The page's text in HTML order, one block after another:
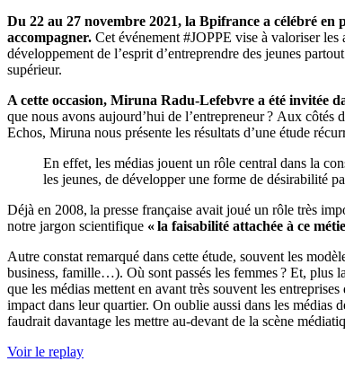
Du 22 au 27 novembre 2021, la Bpifrance a célébré en
accompagner. Cet événement #JOPPE vise à valoriser
développement de l’esprit d’entreprendre des jeunes
supérieur.
A cette occasion, Miruna Radu-Lefebvre a été invitée
que nous avons aujourd’hui de l’entrepreneur ? Aux
Echos, Miruna nous présente les résultats d’une étude
En effet, les médias jouent un rôle central dans la
les jeunes, de développer une forme de désirabilité
Déjà en 2008, la presse française avait joué un rôle très
notre jargon scientifique « la faisabilité attachée à ce
Autre constat remarqué dans cette étude, souvent les
business, famille…). Où sont passés les femmes ? Et, plus
que les médias mettent en avant très souvent les
impact dans leur quartier. On oublie aussi dans les médias
faudrait davantage les mettre au-devant de la scène
Voir le replay